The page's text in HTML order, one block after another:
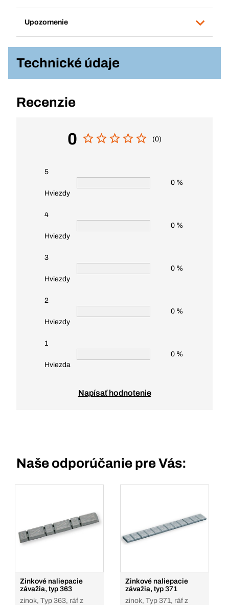
Upozornenie
Technické údaje
Recenzie
0 (0)
5
Hviezdy
0 %
4
Hviezdy
0 %
3
Hviezdy
0 %
2
Hviezdy
0 %
1
Hviezda
0 %
Napísať hodnotenie
Naše odporúčanie pre Vás:
Zinkové naliepacie
závažia, typ 363
zinok, Typ 363, ráf z
Zinkové naliepacie
závažia, typ 371
zinok, Typ 371, ráf z